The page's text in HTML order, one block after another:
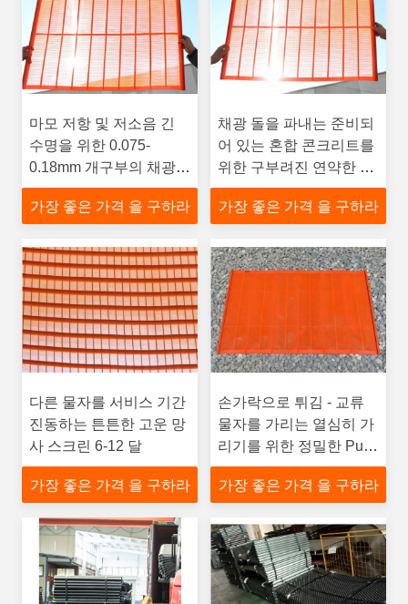
마모 저항 및 저소음 긴
수명을 위한 0.075-
0.18mm 개구부의 채광
산업용 PU 파인 메쉬 스
크린
가장 좋은 가격 을 구하라
채광 돌을 파내는 준비되
어 있는 혼합 콘크리트를
위한 구부려진 연약한 고
운 망사 스크린
가장 좋은 가격 을 구하라
다른 물자를 서비스 기간
진동하는 튼튼한 고운 망
사 스크린 6-12 달
가장 좋은 가격 을 구하라
손가락으로 튀김 - 교류
물자를 가리는 열심히 가
리기를 위한 정밀한 Pu
스크린 메시 ASTM 기준
가장 좋은 가격 을 구하라